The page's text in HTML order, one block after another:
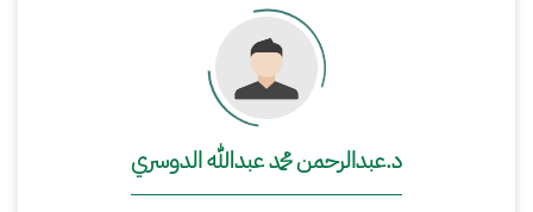
د.عبدالرحمن محمد عبدالله الدوسري